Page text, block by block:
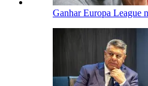
Ganhar Europa League